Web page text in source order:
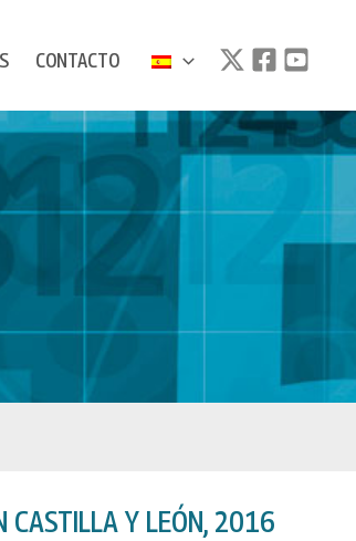
CONTACTO
CASTILLA Y LEÓN, 2016